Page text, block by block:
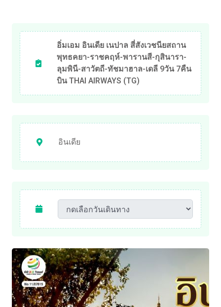
อิ่มเอม อินเดีย เนปาล สี่สังเวชนียสถาน
พุทธคยา-ราชคฤห์-พารานสี-กุสินารา-
ลุมพินี-สาวัตถี-ทัชมาฮาล-เดลี 9วัน 7คืน
บิน THAI AIRWAYS (TG)
อินเดีย